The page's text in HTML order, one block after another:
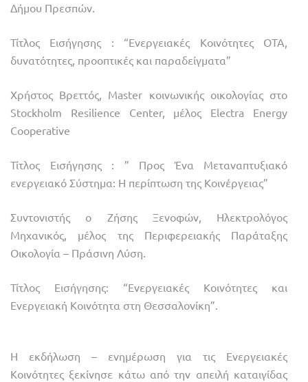
Δήμου Πρεσπών.
Τίτλος Εισήγησης : “Ενεργειακές Κοινότητες ΟΤΑ,
δυνατότητες, προοπτικές και παραδείγματα”
Χρήστος Βρεττός, Master κοινωνικής οικολογίας στο
Stockholm Resilience Center, μέλος Electra Energy
Cooperative
Τίτλος Εισήγησης : ” Προς Ένα Μεταναπτυξιακό
ενεργειακό Σύστημα: Η περίπτωση της Κοινέργειας”
Συντονιστής ο Ζήσης Ξενοφών, Ηλεκτρολόγος
Μηχανικός, μέλος της Περιφερειακής Παράταξης
Οικολογία – Πράσινη Λύση.
Τίτλος Εισήγησης: “Ενεργειακές Κοινότητες και
Ενεργειακή Κοινότητα στη Θεσσαλονίκη”.
Η εκδήλωση – ενημέρωση για τις Ενεργειακές
Κοινότητες ξεκίνησε κάτω από την απειλή καταιγίδας